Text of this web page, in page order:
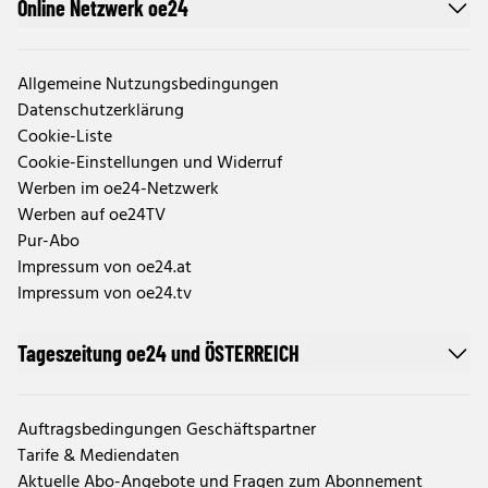
Online Netzwerk oe24
Allgemeine Nutzungsbedingungen
Datenschutzerklärung
Cookie-Liste
Cookie-Einstellungen und Widerruf
Werben im oe24-Netzwerk
Werben auf oe24TV
Pur-Abo
Impressum von oe24.at
Impressum von oe24.tv
Tageszeitung oe24 und ÖSTERREICH
Auftragsbedingungen Geschäftspartner
Tarife & Mediendaten